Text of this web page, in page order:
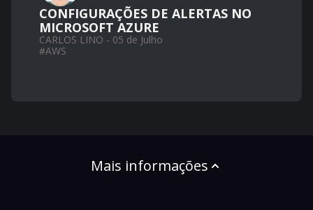
CONFIGURAÇÕES DE ALERTAS NO
MICROSOFT AZURE
CARLOS LINO - 05 de Julho
#AWS
Mais informações